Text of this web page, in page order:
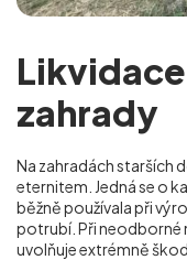
zahrady
Na zahradách starších
eternitem. Jedná se o
běžně používala při
potrubí. Při neodborné
uvolňuje extrémně